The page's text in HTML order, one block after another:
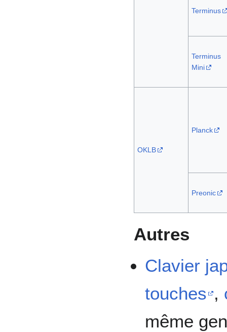
Terminus
Terminus
Mini
OKLB
Planck
Preonic
Autres
Clavier
touches ,
même